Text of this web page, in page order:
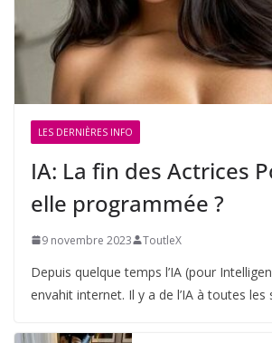
LES DERNIÈRES INFO
IA: La fin des Actrices
elle programmée ?
9 novembre 2023 ToutleX
Depuis quelque temps l’IA (pour
envahit internet. Il y a de l’IA à toutes les